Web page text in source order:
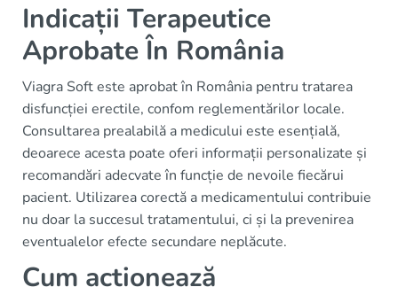
Indicații Terapeutice
Aprobate În România
Viagra Soft este aprobat în România pentru tratarea
disfuncției erectile, confom reglementărilor locale.
Consultarea prealabilă a medicului este esențială,
deoarece acesta poate oferi informații personalizate și
recomandări adecvate în funcție de nevoile fiecărui
pacient. Utilizarea corectă a medicamentului contribuie
nu doar la succesul tratamentului, ci și la prevenirea
eventualelor efecte secundare neplăcute.
Cum acționează